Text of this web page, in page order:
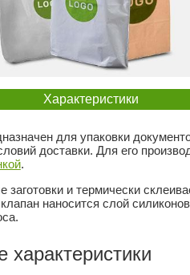
Характеристики
для упаковки
доставки. Для его
.
и термически
наносится слой
характеристики